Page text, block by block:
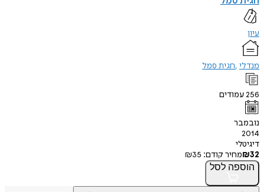
עיון
מנדלי חגית סמל
256עמודים
נובמבר
2014
דיגיטלי
₪32 מחיר קודם: ₪35
הוספה לסל